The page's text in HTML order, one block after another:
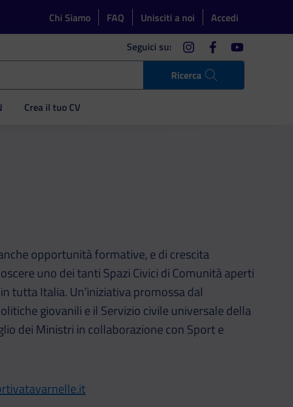
Chi Siamo FAQ Unisciti a noi Accedi
Ricerca
Seguici su: instagramfacebookyoutube
Crea il tuo CV
opportunità formative, e di crescita
uno dei tanti Spazi Civici di Comunità aperti
tutta Italia. Un’iniziativa promossa dal
giovanili e il Servizio civile universale della
dei Ministri in collaborazione con Sport e